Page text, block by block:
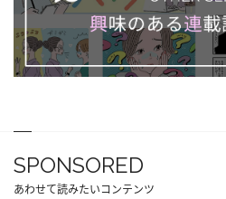
SPONSORED
あわせて読みたいコンテンツ